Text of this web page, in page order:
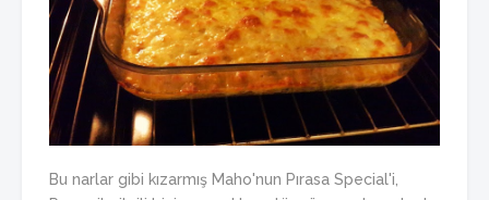
Bu narlar gibi kızarmış Maho'nun Pırasa Special'i,